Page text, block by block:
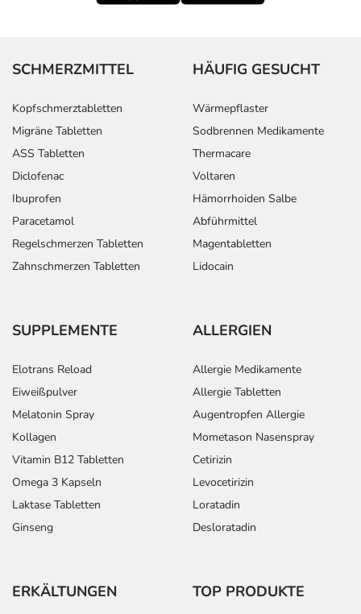
SCHMERZMITTEL
Kopfschmerztabletten
Migräne Tabletten
ASS Tabletten
Diclofenac
Ibuprofen
Paracetamol
Regelschmerzen Tabletten
Zahnschmerzen Tabletten
HÄUFIG GESUCHT
Wärmepflaster
Sodbrennen Medikamente
Thermacare
Voltaren
Hämorrhoiden Salbe
Abführmittel
Magentabletten
Lidocain
SUPPLEMENTE
Elotrans Reload
Eiweißpulver
Melatonin Spray
Kollagen
Vitamin B12 Tabletten
Omega 3 Kapseln
Laktase Tabletten
Ginseng
ALLERGIEN
Allergie Medikamente
Allergie Tabletten
Augentropfen Allergie
Mometason Nasenspray
Cetirizin
Levocetirizin
Loratadin
Desloratadin
ERKÄLTUNGEN TOP PRODUKTE